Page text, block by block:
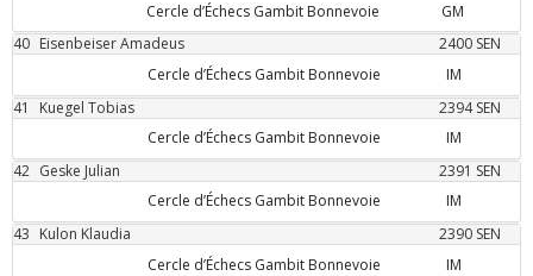
Cercle d’Échecs Gambit Bonnevoie
GM
40 EisenbeiserAmadeus 2400 SEN
Cercle d’Échecs Gambit Bonnevoie
IM
41
Kuegel Tobias 2394 SEN
Cercle d’Échecs Gambit Bonnevoie
IM
42 Geske Julian 2391 SEN
Cercle d’Échecs Gambit Bonnevoie
IM
43 Kulon Klaudia 2390 SEN
Cercle d’Échecs Gambit Bonnevoie
IM